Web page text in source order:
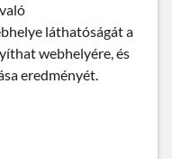
láthatóságát a
webhelyére, és
eredményét.